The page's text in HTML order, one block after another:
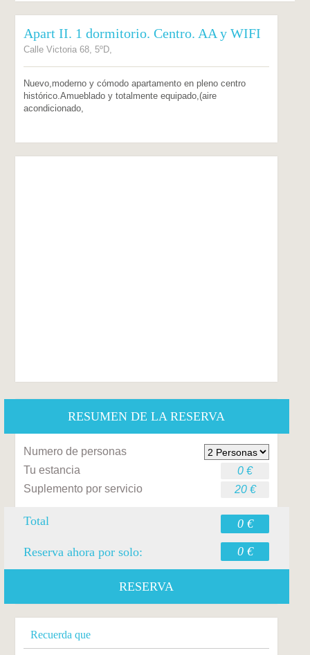
Apart II. 1 dormitorio. Centro. AA y WIFI
Calle Victoria 68, 5ºD,
Nuevo,moderno y cómodo apartamento en pleno centro
histórico.Amueblado y totalmente equipado,(aire
acondicionado,
RESUMEN DE LA RESERVA
Numero de personas
Tu estancia
0 €
Suplemento por servicio
20 €
Total 0 €
Reserva ahora por solo: 0 €
RESERVA
Recuerda que